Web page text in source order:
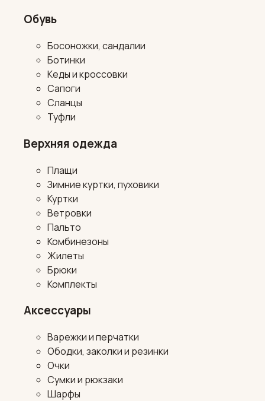
Обувь
Босоножки, сандалии
Ботинки
Кеды и кроссовки
Сапоги
Сланцы
Туфли
Верхняя одежда
Плащи
Зимние куртки, пуховики
Куртки
Ветровки
Пальто
Комбинезоны
Жилеты
Брюки
Комплекты
Аксессуары
Варежки и перчатки
Ободки, заколки и резинки
Очки
Сумки и рюкзаки
Шарфы